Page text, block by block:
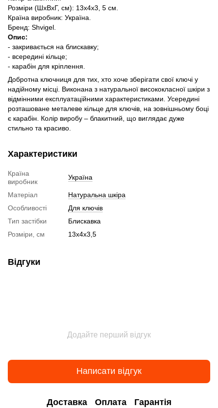
Розміри (ШхВхГ, см): 13х4х3, 5 см.
Країна виробник: Україна.
Бренд: Shvigel.
Опис:
- закривається на блискавку;
- всередині кільце;
- карабін для кріплення.
Добротна ключниця для тих, хто хоче зберігати свої ключі у
надійному місці. Виконана з натуральної висококласної шкіри з
відмінними експлуатаційними характеристиками. Усередині
розташоване металеве кільце для ключів, на зовнішньому боці
є карабін. Колір виробу – блакитний, що виглядає дуже
стильно та красиво.
Характеристики
Країна
виробник
Україна
Матеріал
Натуральна шкіра
Особливості
Для ключів
Тип застібки
Блискавка
Розміри, см
13х4х3,5
Відгуки
Додайте перший відгук
Написати відгук
Доставка Оплата Гарантія